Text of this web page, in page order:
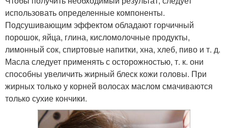
использовать определенные компоненты.
Подсушивающим эффектом обладают горчичный
порошок, яйца, глина, кисломолочные продукты,
лимонный сок, спиртовые напитки, хна, хлеб, пиво и т. д.
Масла следует применять с осторожностью, т. к. они
способны увеличить жирный блеск кожи головы. При
жирных только у корней волосах маслом смачиваются
только сухие кончики.